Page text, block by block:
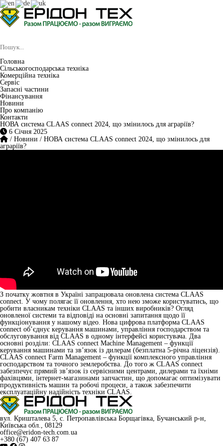
Головна
Сільськогосподарська техніка
Комерційна техніка
Сервіс
Запасні частини
Фінансування
Новини
Про компанію
Контакти
НОВА система CLAAS connect 2024, що змінилось для аграріїв?
6 Січня 2025
/ Новини / НОВА система CLAAS connect 2024, що змінилось для
аграріїв?
З початку жовтня в Україні запрацювала оновлена система CLAAS
connect. У чому полягає її оновлення, хто нею зможе користуватись, що
робити власникам техніки CLAAS та інших виробників? Огляд
оновленої системи та відповіді на основні запитання щодо її
функціонування у нашому відео. Нова цифрова платформа CLAAS
connect об’єднує керування машинами, управління господарством та
обслуговування від CLAAS в одному інтерфейсі користувача. Два
основні розділи: CLAAS connect Machine Management – функції
керування машинами та зв’язок із дилерам (безплатна 5-річна ліцензія).
CLAAS connect Farm Management – функції комплексного управління
господарством та точного землеробства. До того ж CLAAS connect
забезпечує прямий зв’язок із сервісними центрами, дилерами та їхніми
фахівцями, інтернет-магазинами запчастин, що допомагає оптимізувати
продуктивність машин та робочі процеси, а також забезпечити
експлуатаційну надійність техніки CLAAS.
вул. Кришталева 5, с. Петропавлівська Борщагівка, Бучанський р-н,
Київська обл., 08129
office@eridon-tech.com.ua
+380 (67) 407 63 87